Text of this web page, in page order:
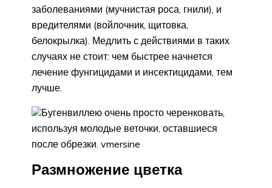
заболеваниями (мучнистая роса, гнили), и
вредителями (войлочник, щитовка,
белокрылка). Медлить с действиями в таких
случаях не стоит: чем быстрее начнется
лечение фунгицидами и инсектицидами, тем
лучше.
Бугенвиллею очень просто черенковать,
используя молодые веточки, оставшиеся
после обрезки. vmersine
Размножение цветка